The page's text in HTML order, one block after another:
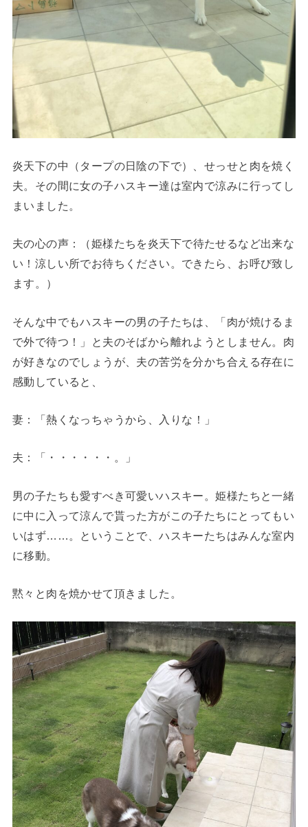
炎天下の中（タープの日陰の下で）、せっせと肉を焼く
夫。その間に女の子ハスキー達は室内で涼みに行ってし
まいました。
夫の心の声：（姫様たちを炎天下で待たせるなど出来な
い！涼しい所でお待ちください。できたら、お呼び致し
ます。）
そんな中でもハスキーの男の子たちは、「肉が焼けるま
で外で待つ！」と夫のそばから離れようとしません。肉
が好きなのでしょうが、夫の苦労を分かち合える存在に
感動していると、
妻 ：「熱くなっちゃうから、入りな！」
夫 ：「・・・・・・。」
男の子たちも愛すべき可愛いハスキー。姫様たちと一緒
に中に入って涼んで貰った方がこの子たちにとってもい
いはず……。ということで、ハスキーたちはみんな室内
に移動。
黙々と肉を焼かせて頂きました。